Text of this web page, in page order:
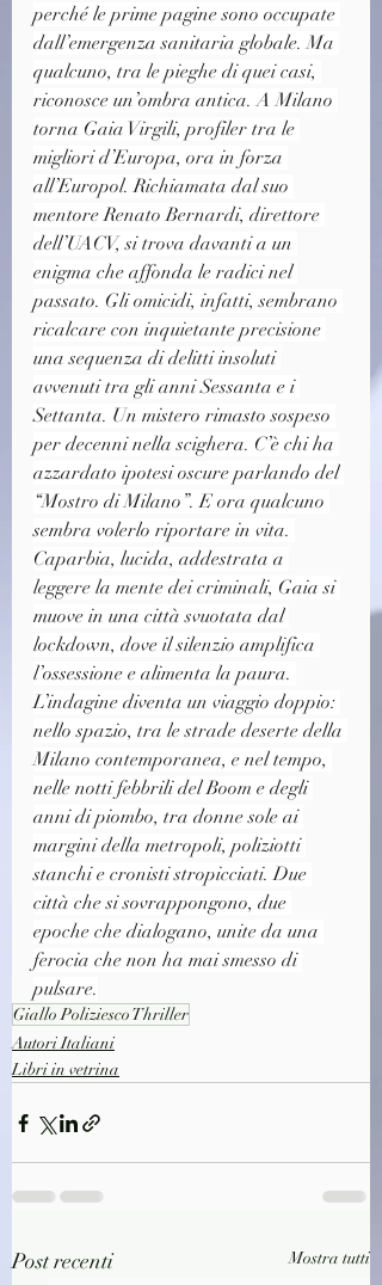
perché le prime pagine sono occupate
dall’emergenza sanitaria globale. Ma
qualcuno, tra le pieghe di quei casi,
riconosce un’ombra antica. A Milano
torna Gaia Virgili, profiler tra le
migliori d’Europa, ora in forza
all’Europol. Richiamata dal suo
mentore Renato Bernardi, direttore
dell’UACV, si trova davanti a un
enigma che affonda le radici nel
passato. Gli omicidi, infatti, sembrano
ricalcare con inquietante precisione
una sequenza di delitti insoluti
avvenuti tra gli anni Sessanta e i
Settanta. Un mistero rimasto sospeso
per decenni nella scighera. C’è chi ha
azzardato ipotesi oscure parlando del
“Mostro di Milano”. E ora qualcuno
sembra volerlo riportare in vita.
Caparbia, lucida, addestrata a
leggere la mente dei criminali, Gaia si
muove in una città svuotata dal
lockdown, dove il silenzio amplifica
l’ossessione e alimenta la paura.
L’indagine diventa un viaggio doppio:
nello spazio, tra le strade deserte della
Milano contemporanea, e nel tempo,
nelle notti febbrili del Boom e degli
anni di piombo, tra donne sole ai
margini della metropoli, poliziotti
stanchi e cronisti stropicciati. Due
città che si sovrappongono, due
epoche che dialogano, unite da una
ferocia che non ha mai smesso di
pulsare.
Giallo Poliziesco Thriller
Autori Italiani
Libri in vetrina
Post recenti Mostra tutti